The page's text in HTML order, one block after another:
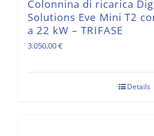
Colonnina di ricarica
Solutions Eve Mini T2
a 22 kW – TRIFASE
3.050,00€
Details